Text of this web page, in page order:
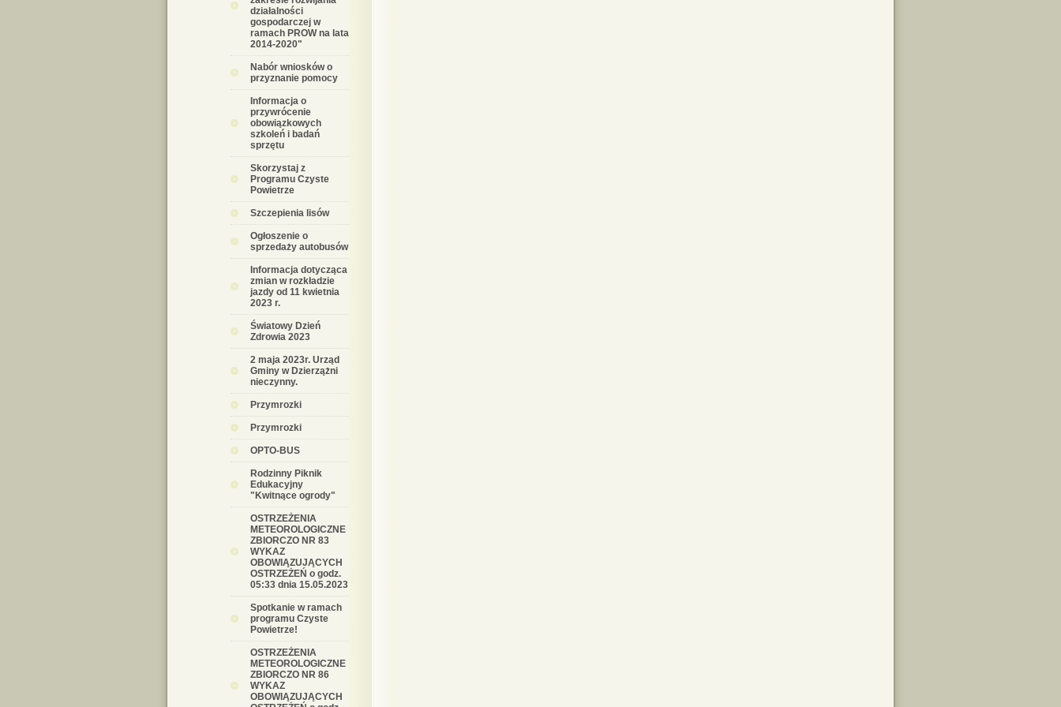
działalności
gospodarczej w
ramach PROW na lata
2014-2020"
Nabór wniosków o
przyznanie pomocy
Informacja o
przywrócenie
obowiązkowych
szkoleń i badań
sprzętu
Skorzystaj z
Programu Czyste
Powietrze
Szczepienia lisów
Ogłoszenie o
sprzedaży autobusów
Informacja dotycząca
zmian w rozkładzie
jazdy od 11 kwietnia
2023 r.
Światowy Dzień
Zdrowia 2023
2 maja 2023r. Urząd
Gminy w Dzierzążni
nieczynny.
Przymrozki
Przymrozki
OPTO-BUS
Rodzinny Piknik
Edukacyjny
"Kwitnące ogrody"
OSTRZEŻENIA
METEOROLOGICZNE
ZBIORCZO NR 83
WYKAZ
OBOWIĄZUJĄCYCH
OSTRZEŻEŃ o godz.
05:33 dnia 15.05.2023
Spotkanie w ramach
programu Czyste
Powietrze!
OSTRZEŻENIA
METEOROLOGICZNE
ZBIORCZO NR 86
WYKAZ
OBOWIĄZUJĄCYCH